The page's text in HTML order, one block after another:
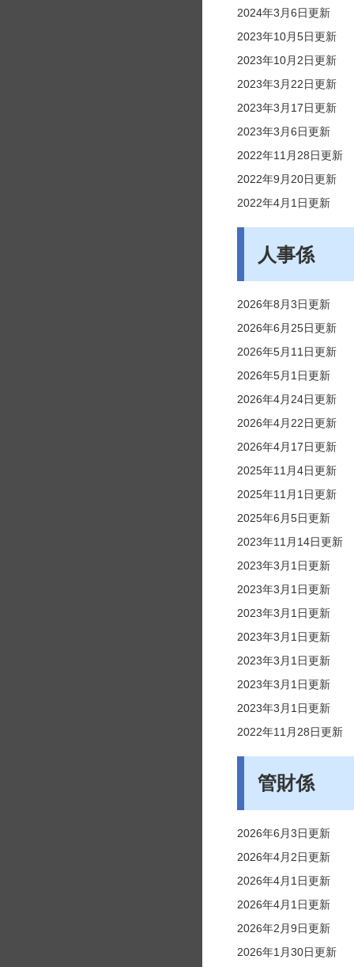
2024年3月6日更新
2023年10月5日更新
2023年10月2日更新
2023年3月22日更新
2023年3月17日更新
2023年3月6日更新
2022年11月28日更新
2022年9月20日更新
2022年4月1日更新
人事係
2026年8月3日更新
2026年6月25日更新
2026年5月11日更新
2026年5月1日更新
2026年4月24日更新
2026年4月22日更新
2026年4月17日更新
2025年11月4日更新
2025年11月1日更新
2025年6月5日更新
2023年11月14日更新
2023年3月1日更新
2023年3月1日更新
2023年3月1日更新
2023年3月1日更新
2023年3月1日更新
2023年3月1日更新
2023年3月1日更新
2022年11月28日更新
管財係
2026年6月3日更新
2026年4月2日更新
2026年4月1日更新
2026年4月1日更新
2026年2月9日更新
2026年1月30日更新